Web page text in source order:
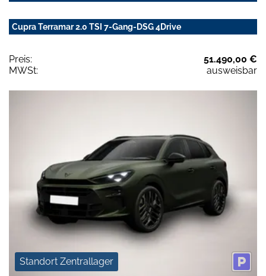
Cupra Terramar 2.0 TSI 7-Gang-DSG 4Drive
Preis:
51.490,00 €
MWSt:
ausweisbar
Standort Zentrallager